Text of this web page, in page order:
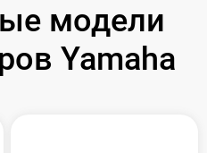
модели
Yamaha